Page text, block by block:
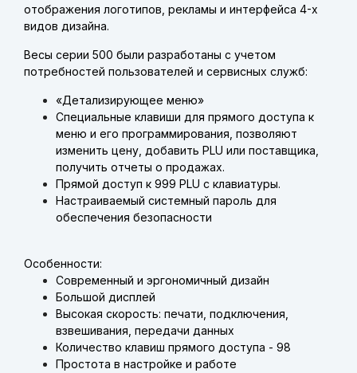
отображения логотипов, рекламы и интерфейса 4-х
видов дизайна.
Весы серии 500 были разработаны c учетом
потребностей пользователей и сервисных служб:
«Детализирующее меню»
Специальные клавиши для прямого доступа к
меню и его программирования, позволяют
изменить цену, добавить PLU или поставщика,
получить отчеты о продажах.
Прямой доступ к 999 PLU с клавиатуры.
Настраиваемый системный пароль для
обеспечения безопасности
Особенности:
Современный и эргономичный дизайн
Большой дисплей
Высокая скорость: печати, подключения,
взвешивания, передачи данных
Количество клавиш прямого доступа - 98
Простота в настройке и работе